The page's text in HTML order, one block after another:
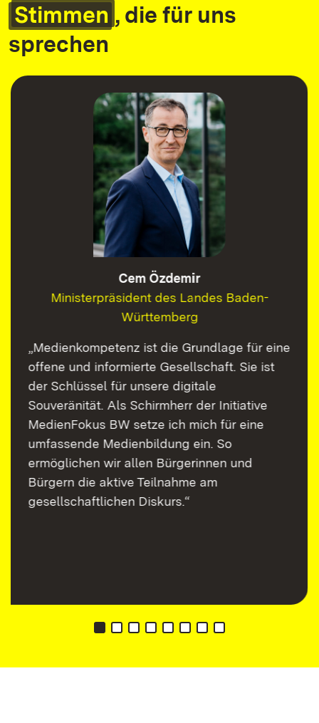
Stimmen , die für uns
sprechen
Cem Özdemir
Ministerpräsident des Landes Baden-
Württemberg
„Medienkompetenz ist die Grundlage für eine
offene und informierte Gesellschaft. Sie ist
der Schlüssel für unsere digitale
Souveränität. Als Schirmherr der Initiative
MedienFokus BW setze ich mich für eine
umfassende Medienbildung ein. So
ermöglichen wir allen Bürgerinnen und
Bürgern die aktive Teilnahme am
gesellschaftlichen Diskurs.“